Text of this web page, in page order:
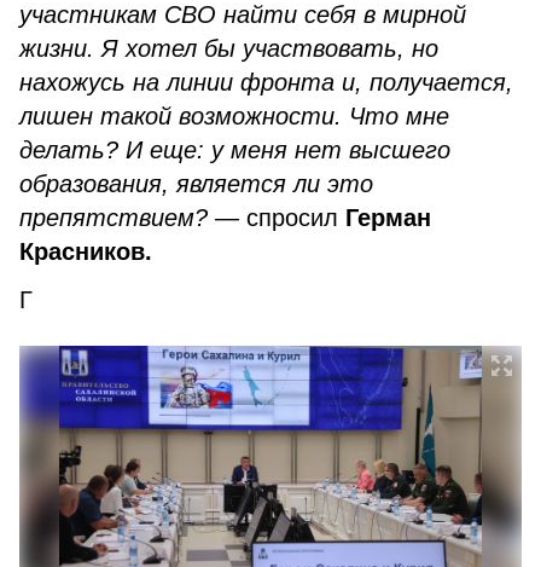
участникам СВО найти себя в мирной
жизни. Я хотел бы участвовать, но
нахожусь на линии фронта и, получается,
лишен такой возможности. Что мне
делать? И еще: у меня нет высшего
образования, является ли это
препятствием? — спросил Герман
Красников.
Г